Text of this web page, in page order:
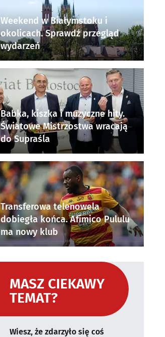
Weekend w Białymstoku i
okolicach. Sprawdź przegląd
wydarzeń
Babka, kiszka i muzyczne hity.
Światowe Mistrzostwa wracają
do Supraśla
Transferowa telenowela
dobiegła końca. Afimico Pululu
ma nowy klub
MASZ CIEKAWY
TEMAT?
Wiesz, że zdarzyło się coś